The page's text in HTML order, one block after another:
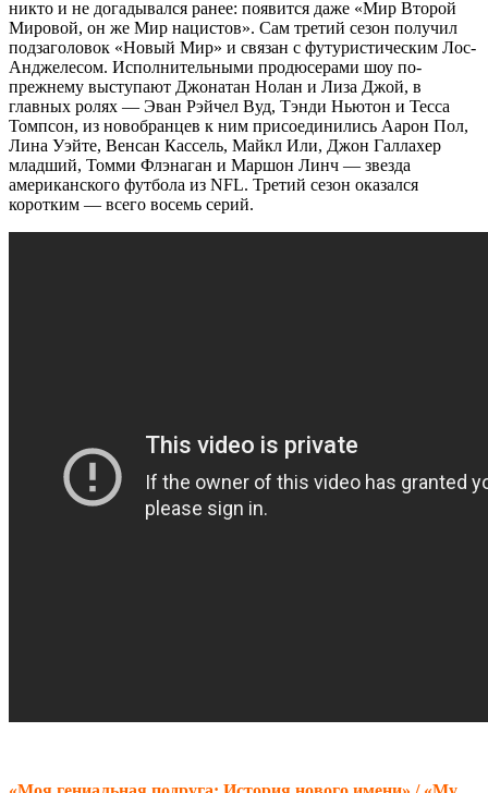
никто и не догадывался ранее: появится даже «Мир Второй
Мировой, он же Мир нацистов». Сам третий сезон получил
подзаголовок «Новый Мир» и связан с футуристическим Лос-
Анджелесом. Исполнительными продюсерами шоу по-
прежнему выступают Джонатан Нолан и Лиза Джой, в
главных ролях — Эван Рэйчел Вуд, Тэнди Ньютон и Тесса
Томпсон, из новобранцев к ним присоединились Аарон Пол,
Лина Уэйте, Венсан Кассель, Майкл Или, Джон Галлахер
младший, Томми Флэнаган и Маршон Линч — звезда
американского футбола из NFL. Третий сезон оказался
коротким — всего восемь серий.